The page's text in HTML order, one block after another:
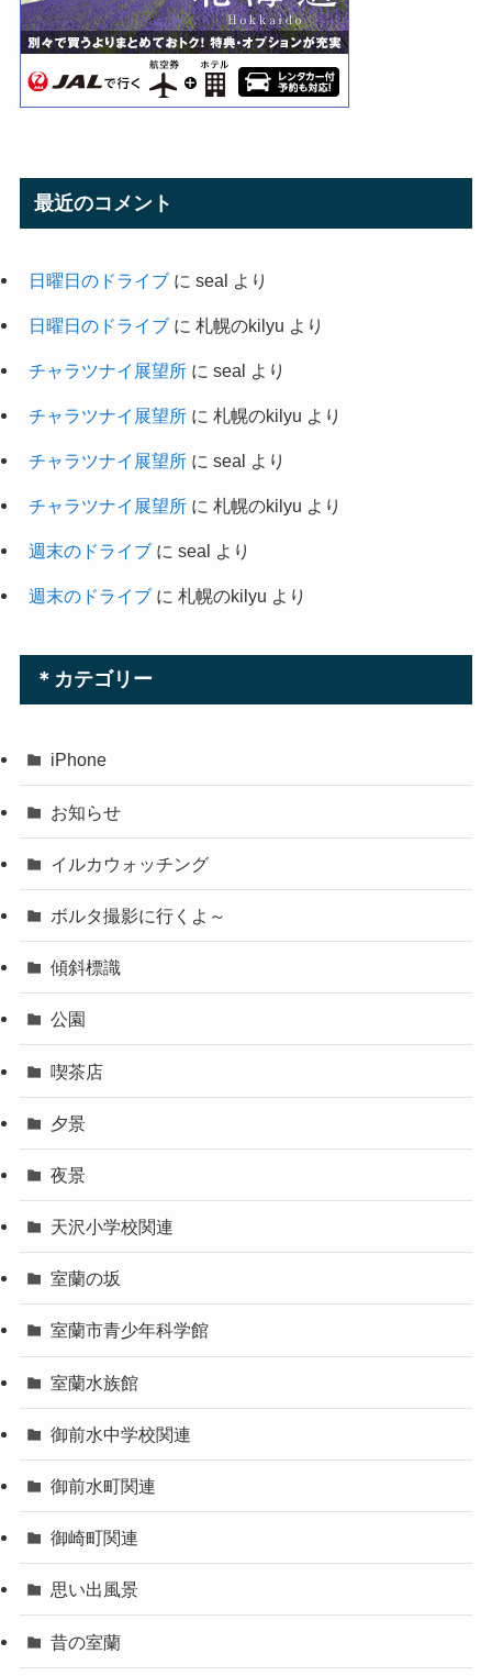
最近のコメント
日曜日のドライブに seal より
日曜日のドライブに 札幌のkilyu より
チャラツナイ展望所に seal より
チャラツナイ展望所に 札幌のkilyu より
チャラツナイ展望所に seal より
チャラツナイ展望所に 札幌のkilyu より
週末のドライブに seal より
週末のドライブに 札幌のkilyu より
＊カテゴリー
iPhone
お知らせ
イルカウォッチング
ボルタ撮影に行くよ～
傾斜標識
公園
喫茶店
夕景
夜景
天沢小学校関連
室蘭の坂
室蘭市青少年科学館
室蘭水族館
御前水中学校関連
御前水町関連
御崎町関連
思い出風景
昔の室蘭